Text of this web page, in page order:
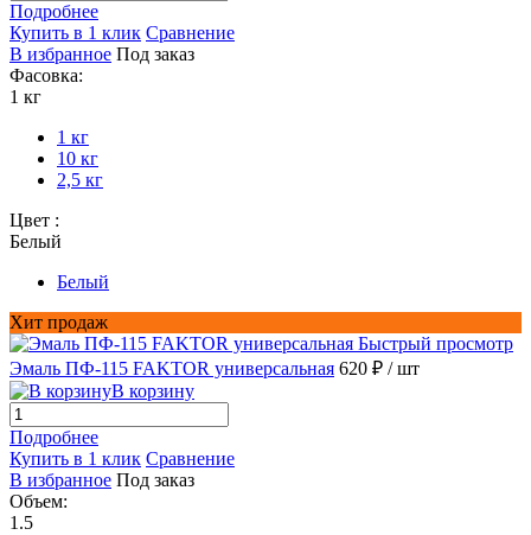
Подробнее
Купить в 1 клик Сравнение
В избранное Под заказ
Фасовка:
1 кг
1 кг
10 кг
2,5 кг
Цвет :
Белый
Белый
Хит продаж
Быстрый просмотр
Эмаль ПФ-115 FAKTOR универсальная 620 ₽ / шт
В корзину
Подробнее
Купить в 1 клик Сравнение
В избранное Под заказ
Объем:
1.5